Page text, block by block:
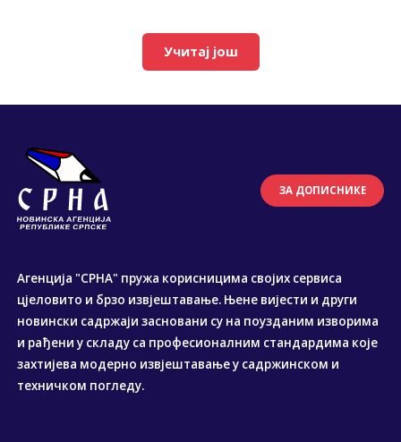
Учитај још
ЗА ДОПИСНИКЕ
Агенција "СРНА" пружа корисницима својих сервиса
цјеловито и брзо извјештавање. Њене вијести и други
новински садржаји засновани су на поузданим изворима
и рађени у складу са професионалним стандардима које
захтијева модерно извјештавање у садржинском и
техничком погледу.